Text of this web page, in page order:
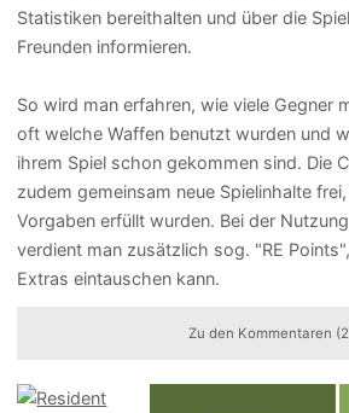
Statistiken bereithalten und über die
Freunden informieren.
So wird man erfahren, wie viele Gegner
oft welche Waffen benutzt wurden und
ihrem Spiel schon gekommen sind. Die
zudem gemeinsam neue Spielinhalte
Vorgaben erfüllt wurden. Bei der
verdient man zusätzlich sog. "RE
Extras eintauschen kann.
Zu den Kommentaren